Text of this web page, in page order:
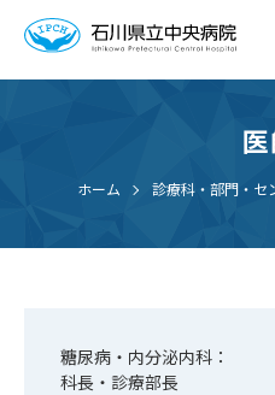
診療受付時間：午前8時20分
ホーム 診療科・部門・セ
糖尿病・内分泌内科：
科長・診療部長